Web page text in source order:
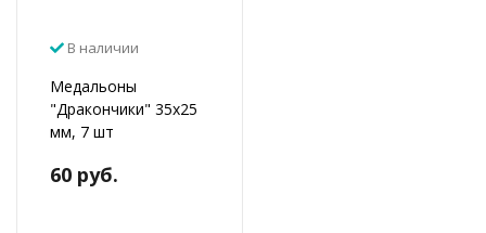
В наличии
Медальоны
"Дракончики" 35х25
мм, 7 шт
60 руб.